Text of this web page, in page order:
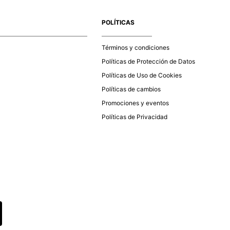
puedes ingresar al menú de “Mi cuenta - Mis Pedidos” en
POLÍTICAS
Términos y condiciones
Políticas de Protección de Datos
Políticas de Uso de Cookies
Políticas de cambios
Promociones y eventos
Políticas de Privacidad